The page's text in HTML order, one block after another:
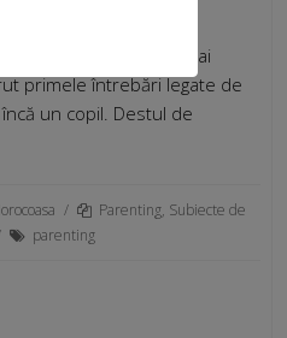
primul meu copil, la mai
primele întrebări legate de
un copil. Destul de
/ Parenting, Subiecte de
parenting